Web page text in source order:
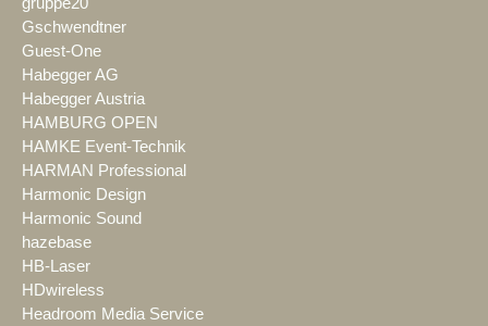
Gschwendtner
Guest-One
Habegger AG
Habegger Austria
HAMBURG OPEN
HAMKE Event-Technik
HARMAN Professional
Harmonic Design
Harmonic Sound
hazebase
HB-Laser
HDwireless
Headroom Media Service